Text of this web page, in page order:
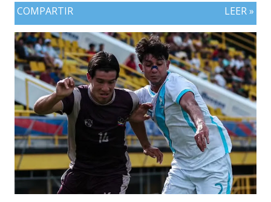
plata, aunque ambos países registran el mismo número de
oros (10).
COMPARTIR LEER »